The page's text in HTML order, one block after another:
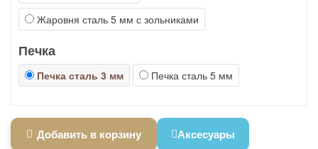
Жаровня сталь 5 мм с зольниками
Печка
Печка сталь 3 мм Печка сталь 5 мм
Добавить в корзину Аксесуары